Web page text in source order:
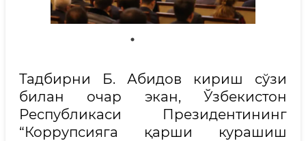
Тадбирни Б. Абидов кириш сўзи
билан очар экан, Ўзбекистон
Республикаси Президентининг
“Коррупсияга қарши курашиш